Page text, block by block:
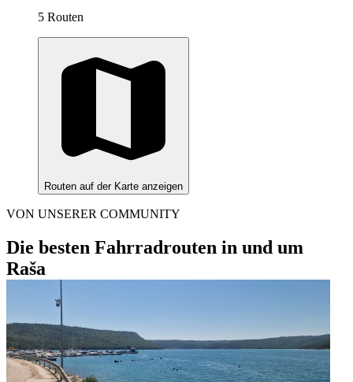
5 Routen
Routen auf der Karte anzeigen
VON UNSERER COMMUNITY
Die besten Fahrradrouten in und um
Raša